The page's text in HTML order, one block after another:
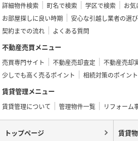
詳細物件検索 町名で検索 学区で検索 お気
お部屋探しに良い時期
安心な引越し業者の選
契約までの流れ
よくある質問
不動産売買メニュー
売買専門サイト 不動産売却査定 不動産売却
少しでも高く売るポイント
相続対策のポイント
賃貸管理メニュー
賃貸管理について 管理物件一覧 リフォーム
トップページ 賃貸